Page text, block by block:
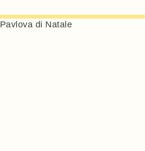
Pavlova di Natale